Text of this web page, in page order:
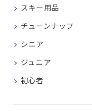
スキー用品
チューンナップ
シニア
ジュニア
初心者